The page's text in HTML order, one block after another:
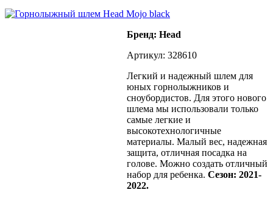
Бренд: Head
Артикул: 328610
Легкий и надежный шлем для
юных горнолыжников и
сноубордистов. Для этого нового
шлема мы использовали только
самые легкие и
высокотехнологичные
материалы. Малый вес, надежная
защита, отличная посадка на
голове. Можно создать отличный
набор для ребенка. Сезон: 2021-
2022.